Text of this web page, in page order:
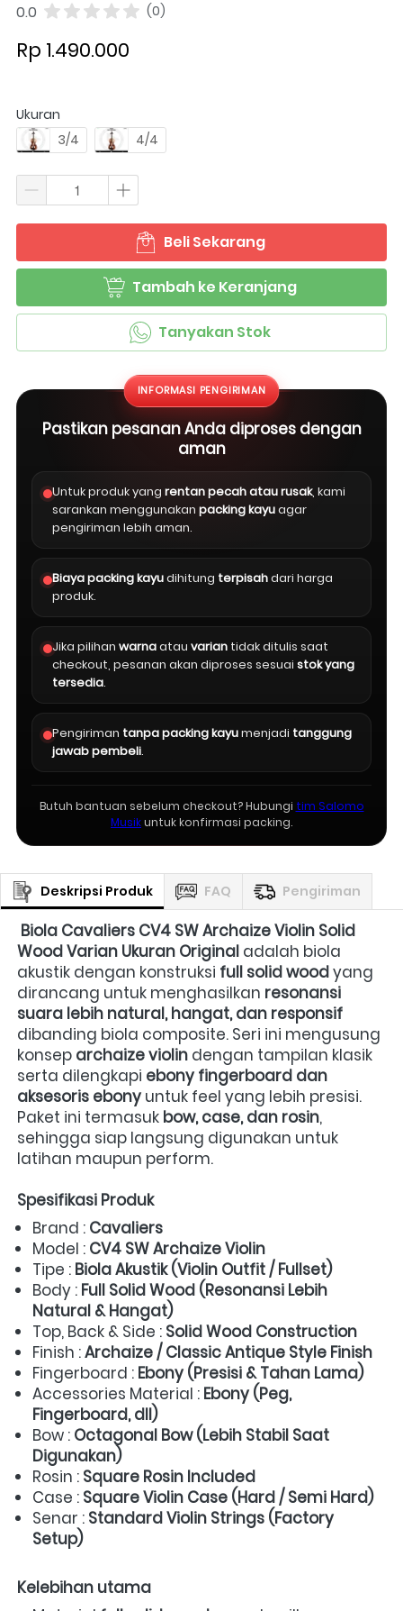
0.0 (0)
Rp 1.490.000
Ukuran
3/4
4/4
` Beli Sekarang
` Tambah ke Keranjang
` Tanyakan Stok
INFORMASI PENGIRIMAN
Pastikan pesanan Anda diproses dengan
aman
Untuk produk yang rentan pecah atau rusak, kami
sarankan menggunakan packing kayuagar
pengiriman lebih aman.
Biaya packing kayudihitung terpisahdari harga
produk.
Jika pilihan warnaatau varian tidak ditulis saat
checkout, pesanan akan diproses sesuai stok yang
tersedia.
Pengiriman tanpa packing kayumenjadi tanggung
jawab pembeli.
Butuh bantuan sebelum checkout? Hubungi tim Salomo
Musikuntuk konfirmasi packing.
Deskripsi Produk FAQ Pengiriman
Biola Cavaliers CV4 SW Archaize Violin Solid
Wood Varian Ukuran Original adalah biola
akustik dengan konstruksi full solid wood yang
dirancang untuk menghasilkan resonansi
suara lebih natural, hangat, dan responsif
dibanding biola composite. Seri ini mengusung
konsep archaize violin dengan tampilan klasik
serta dilengkapi ebony fingerboard dan
aksesoris ebony untuk feel yang lebih presisi.
Paket ini termasuk bow, case, dan rosin,
sehingga siap langsung digunakan untuk
latihan maupun perform.
Spesifikasi Produk
Brand : Cavaliers
Model : CV4 SW Archaize Violin
Tipe : Biola Akustik (Violin Outfit / Fullset)
Body : Full Solid Wood (Resonansi Lebih
Natural & Hangat)
Top, Back & Side : Solid Wood Construction
Finish : Archaize / Classic Antique Style Finish
Fingerboard : Ebony (Presisi & Tahan Lama)
Accessories Material : Ebony (Peg,
Fingerboard, dll)
Bow : Octagonal Bow (Lebih Stabil Saat
Digunakan)
Rosin : Square Rosin Included
Case : Square Violin Case (Hard / Semi Hard)
Senar : Standard Violin Strings (Factory
Setup)
Kelebihan utama